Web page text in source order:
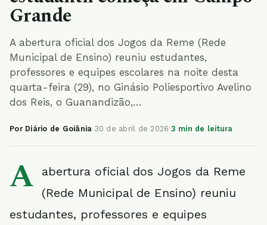
Grande
A abertura oficial dos Jogos da Reme (Rede
Municipal de Ensino) reuniu estudantes,
professores e equipes escolares na noite desta
quarta-feira (29), no Ginásio Poliesportivo Avelino
dos Reis, o Guanandizão,…
Por Diário de Goiânia·30 de abril de 2026·3 min de leitura
A
abertura oficial dos Jogos da Reme
(Rede Municipal de Ensino) reuniu
estudantes, professores e equipes